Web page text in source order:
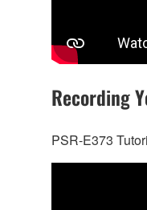
Recording
PSR-E373